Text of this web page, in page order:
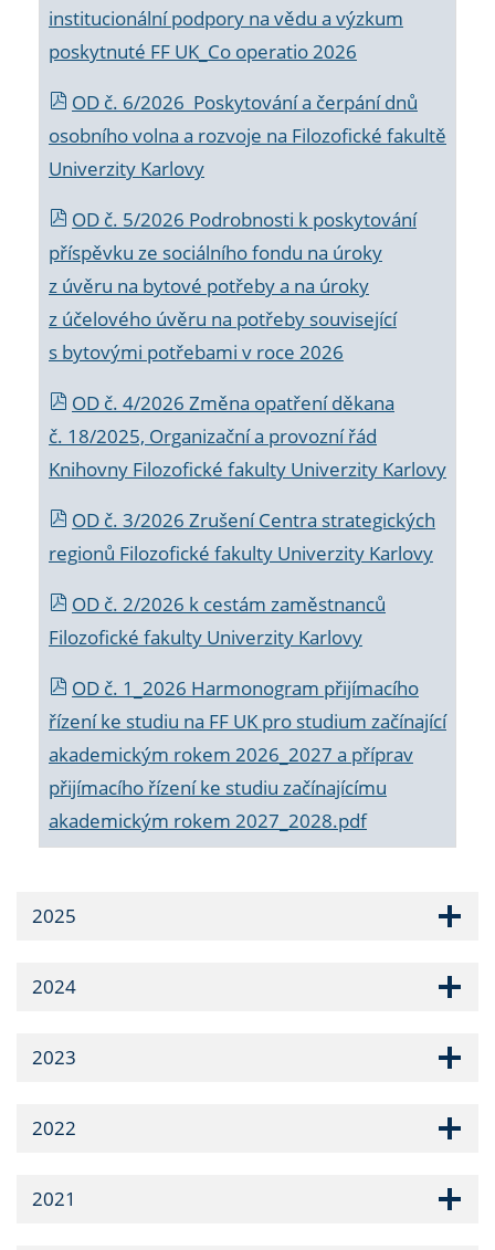
institucionální podpory na vědu a výzkum
poskytnuté FF UK_Co operatio 2026
OD č. 6/2026 Poskytování a čerpání dnů
osobního volna a rozvoje na Filozofické fakultě
Univerzity Karlovy
OD č. 5/2026 Podrobnosti k poskytování
příspěvku ze sociálního fondu na úroky
z úvěru na bytové potřeby a na úroky
z účelového úvěru na potřeby související
s bytovými potřebami v roce 2026
OD č. 4/2026 Změna opatření děkana
č. 18/2025, Organizační a provozní řád
Knihovny Filozofické fakulty Univerzity Karlovy
OD č. 3/2026 Zrušení Centra strategických
regionů Filozofické fakulty Univerzity Karlovy
OD č. 2/2026 k cestám zaměstnanců
Filozofické fakulty Univerzity Karlovy
OD č. 1_2026 Harmonogram přijímacího
řízení ke studiu na FF UK pro studium začínající
akademickým rokem 2026_2027 a příprav
přijímacího řízení ke studiu začínajícímu
akademickým rokem 2027_2028.pdf
2025
2024
2023
2022
2021